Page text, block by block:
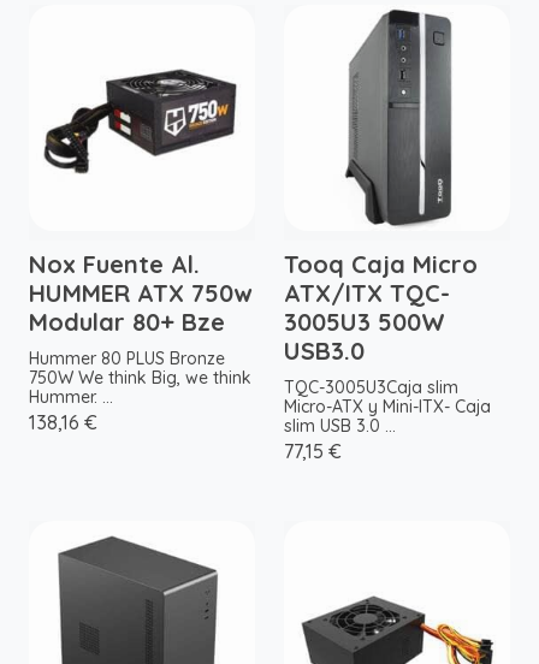
Nox Fuente Al.
HUMMER ATX 750w
Modular 80+ Bze
Hummer 80 PLUS Bronze
750W We think Big, we think
Hummer. ...
138,16 €
Tooq Caja Micro
ATX/ITX TQC-
3005U3 500W
USB3.0
TQC-3005U3Caja slim
Micro-ATX y Mini-ITX- Caja
slim USB 3.0 ...
77,15 €